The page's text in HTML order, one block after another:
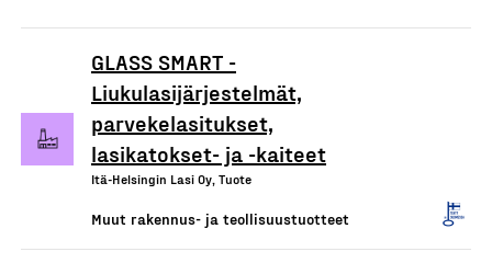
GLASS SMART -
Liukulasijärjestelmät,
parvekelasitukset,
lasikatokset- ja -kaiteet
Itä-Helsingin Lasi Oy, Tuote
Muut rakennus- ja teollisuustuotteet